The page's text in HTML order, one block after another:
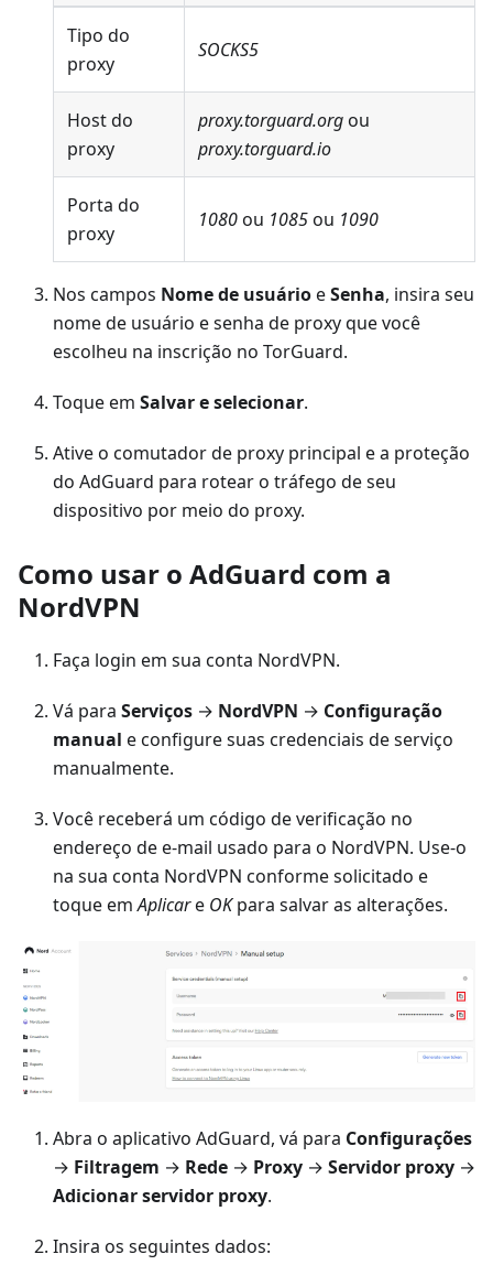
Tipo do
proxy
SOCKS5
Host do
proxy
proxy.torguard.orgou
proxy.torguard.io
Porta do
proxy
1080ou 1085ou 1090
Nos campos Nome de usuárioeSenha, insira seu
nome de usuário e senha de proxy que você
escolheu na inscrição no TorGuard.
Toque em Salvar e selecionar.
Ative o comutador de proxy principal e a proteção
do AdGuard para rotear o tráfego de seu
dispositivo por meio do proxy.
Como usar o AdGuard com a
NordVPN
Faça login em sua conta NordVPN.
Vá para Serviços → NordVPN → Configuração
manual e configure suas credenciais de serviço
manualmente.
Você receberá um código de verificação no
endereço de e-mail usado para o NordVPN. Use-o
na sua conta NordVPN conforme solicitado e
toque emAplicare OKpara salvar as alterações.
Abra o aplicativo AdGuard, vá para Configurações
→ Filtragem → Rede → Proxy → Servidor proxy →
Adicionar servidor proxy.
Insira os seguintes dados: